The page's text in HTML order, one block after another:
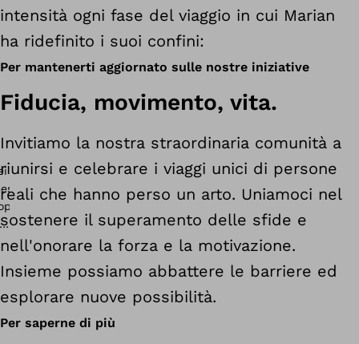
intensità ogni fase del viaggio in cui Marian
ha ridefinito i suoi confini:
Per mantenerti aggiornato sulle nostre iniziative
Fiducia, movimento, vita.
Invitiamo la nostra straordinaria comunità a
riunirsi e celebrare i viaggi unici di persone
reali che hanno perso un arto. Uniamoci nel
sostenere il superamento delle sfide e
nell'onorare la forza e la motivazione.
Insieme possiamo abbattere le barriere ed
esplorare nuove possibilità.
Per saperne di più